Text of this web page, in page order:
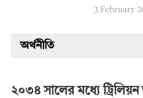
3 February
অর্থনীতি
২০৩৪ সালের মধ্যে